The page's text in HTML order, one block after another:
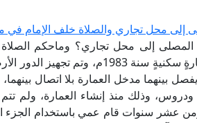
إلى محل تجاري والصلاة خلف الإمام
إلى محل تجاري؟ وماحكم
وعمي ببناء عمارةٍ سكنيةٍ سنة
بينهما مدخل العمارة بلا اتصال
وذلك منذ إنشاء العمارة، ولم
ومن عشر سنوات قام عمي باستخدام